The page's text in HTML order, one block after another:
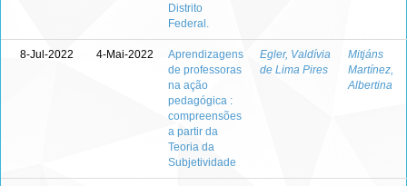
Distrito
Federal.
8-Jul-2022 4-Mai-2022
Aprendizagens
de professoras
na ação
pedagógica :
compreensões
a partir da
Teoria da
Subjetividade
Egler, Valdívia
de Lima Pires
Mitjáns
Martínez,
Albertina